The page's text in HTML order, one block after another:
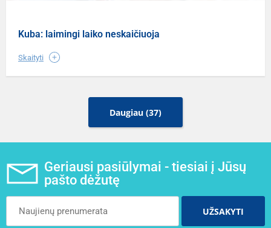
Kuba: laimingi laiko neskaičiuoja
Skaityti
Daugiau (37)
Geriausi pasiūlymai - tiesiai į Jūsų
pašto dėžutę
UŽSAKYTI